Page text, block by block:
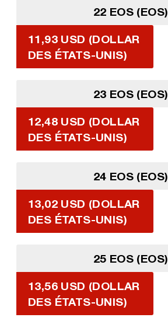
22 EOS (EOS)
11,93 USD (DOLLAR
DES ÉTATS-UNIS)
23 EOS (EOS)
12,48 USD (DOLLAR
DES ÉTATS-UNIS)
24 EOS (EOS)
13,02 USD (DOLLAR
DES ÉTATS-UNIS)
25 EOS (EOS)
13,56 USD (DOLLAR
DES ÉTATS-UNIS)